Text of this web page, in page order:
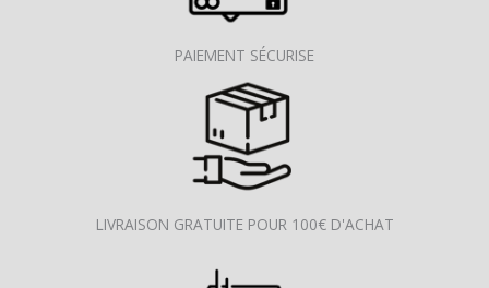
PAIEMENT SÉCURISE
LIVRAISON GRATUITE POUR 100€ D'ACHAT